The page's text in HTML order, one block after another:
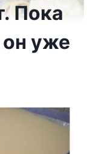
Пока
он уже